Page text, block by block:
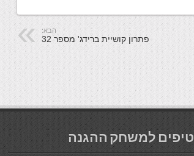
הבא:
פתרון קושיית ברידג' מספר 32
טיפים למשחק ההגנה